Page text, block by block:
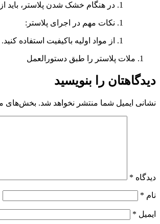
در هنگام خشک شدن پلاستر، باید
نکات مهم در اجرای پلاستر:
از مواد اولیه باکیفیت استفاده کنید.
ملات پلاستر را طبق دستورالعمل
دیدگاهتان را بنویسید
نشانی ایمیل شما منتشر نخواهد شد. بخش‌های
دیدگاه *
نام *
ایمیل *